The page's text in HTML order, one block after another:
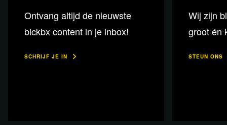
Ontvang altijd de nieuwste
blckbx content in je inbox!
SCHRIJF JE IN
Wij zijn
groot én
STEUN ONS